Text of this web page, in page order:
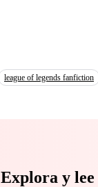
league of legends fanfiction
Explora y lee